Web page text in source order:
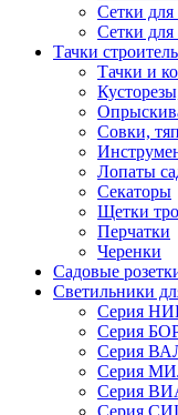
Сетки для
Сетки
Тачки
Тачки и
Совки,
Лопаты
Секаторы
Щетки
Перчатки
Черенки
Садовые
Светильники
Серия
Серия
Серия
Серия
Серия
Серия